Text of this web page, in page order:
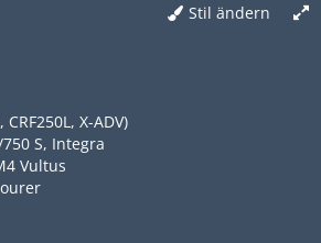
Stil ändern
X-ADV)
S, Integra
Vultus